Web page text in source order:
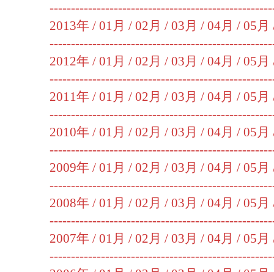
2013年 / 01月 / 02月 / 03月 / 04月 / 05月
2012年 / 01月 / 02月 / 03月 / 04月 / 05月
2011年 / 01月 / 02月 / 03月 / 04月 / 05月
2010年 / 01月 / 02月 / 03月 / 04月 / 05月
2009年 / 01月 / 02月 / 03月 / 04月 / 05月
2008年 / 01月 / 02月 / 03月 / 04月 / 05月
2007年 / 01月 / 02月 / 03月 / 04月 / 05月